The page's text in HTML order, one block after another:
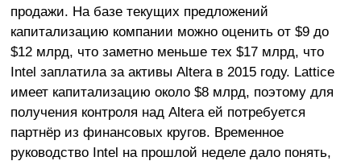
продажи. На базе текущих предложений
капитализацию компании можно оценить от $9 до
$12 млрд, что заметно меньше тех $17 млрд, что
Intel заплатила за активы Altera в 2015 году. Lattice
имеет капитализацию около $8 млрд, поэтому для
получения контроля над Altera ей потребуется
партнёр из финансовых кругов. Временное
руководство Intel на прошлой неделе дало понять,